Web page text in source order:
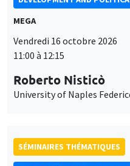
Vendredi 16 octobre 2026
11:00 à 12:15
Roberto Nisticò
University of Naples
PUBLIC ECONOMICS SEMINAR